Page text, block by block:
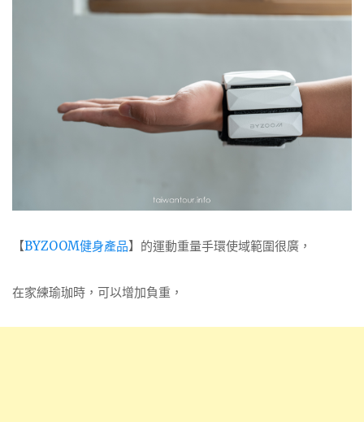
【BYZOOM健身產品】的運動重量手環使域範圍很廣，
在家練瑜珈時，可以增加負重，